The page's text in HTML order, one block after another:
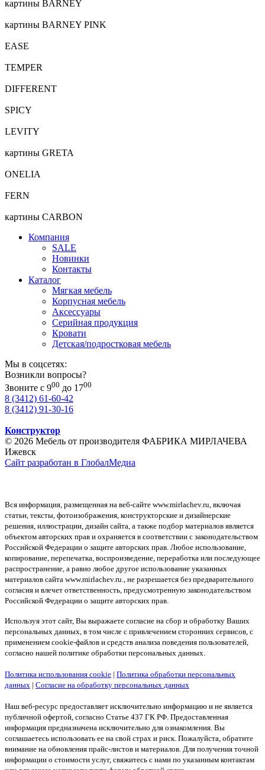
картины BARNEY
картины BARNEY PINK
EASE
TEMPER
DIFFERENT
SPICY
LEVITY
картины GRETA
ONELIA
FERN
картины CARBON
Компания
SALE
Новинки
Контакты
Каталог
Мягкая мебель
Корпусная мебель
Аксессуары
Серийная продукция
Кровати
Детская/подростковая мебель
Мы в соцсетях:
Возникли вопросы?
Звоните с 900 до 1700
8 (3412) 61-60-42
8 (3412) 91-30-16
Конструктор
© 2026 Мебель от производителя ФАБРИКА МИРЛАЧЕВА
Ижевск
Сайт разработан в ГлобалМедиа
Вся информация, размещенная на веб-сайте www.mirlachev.ru, включая
статьи, тексты, фотоизображения, конструкторские и дизайнерские
решения, иллюстрации, дизайн сайта, а также подбор материалов является
объектом авторских прав и охраняется в соответствии с законодательством
Российской Федерации о защите авторских прав. Любое использование,
копирование, перепечатка, воспроизведение, переработка или последующее
распространение, а равно любое другое использование указанных
материалов сайта www.mirlachev.ru., не разрешается без предварительного
согласия и влечет ответственность, предусмотренную законодательством
Российской Федерации о защите авторских прав.
Используя этот сайт, Вы выражаете согласие на сбор и обработку Ваших
персональных данных, в том числе с привлечением сторонних сервисов, с
применением cookie-файлов и средств анализа поведения пользователей,
согласно нашей политике обработки персональных данных.
Политика использования cookie | Политика обработки персональных
данных | Согласие на обработку персональных данных
Наш веб-ресурс предоставляет исключительно информацию и не является
публичной офертой, согласно Статье 437 ГК РФ. Предоставленная
информация предназначена исключительно для ознакомления. Вы
соглашаетесь использовать ее на свой страх и риск. Пожалуйста, обратите
внимание на обновления прайс-листов и материалов. Для получения точной
информации о стоимости услуг, свяжитесь с нами по указанным контактам